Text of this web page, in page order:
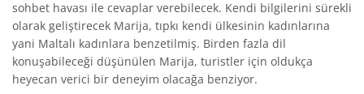
sohbet havası ile cevaplar verebilecek. Kendi bilgilerini sürekli
olarak geliştirecek Marija, tıpkı kendi ülkesinin kadınlarına
yani Maltalı kadınlara benzetilmiş. Birden fazla dil
konuşabileceği düşünülen Marija, turistler için oldukça
heyecan verici bir deneyim olacağa benziyor.